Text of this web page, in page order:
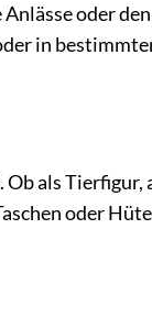
oder
in
als
oder